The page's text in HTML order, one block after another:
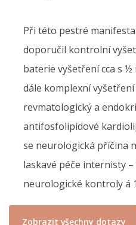
Při této pestré
doporučil kontrolní
baterie vyšetření cca s
dále komplexní
revmatologický a
antifosfolipidové
se neurologická příčina
laskavé péče internisty
neurologické kontroly á
Zobrazit všechny dotazy